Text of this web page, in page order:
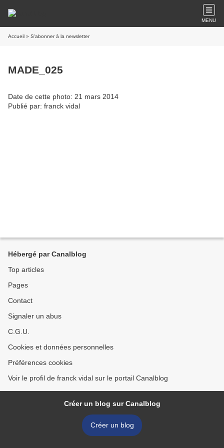
MENU
Accueil » S'abonner à la newsletter
MADE_025
Date de cette photo: 21 mars 2014
Publié par: franck vidal
Hébergé par Canalblog
Top articles
Pages
Contact
Signaler un abus
C.G.U.
Cookies et données personnelles
Préférences cookies
Voir le profil de franck vidal sur le portail Canalblog
Créer un blog sur Canalblog
Créer un blog